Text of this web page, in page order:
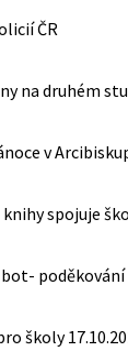
ČR
na druhém
v
knihy spojuje
poděkování
školy